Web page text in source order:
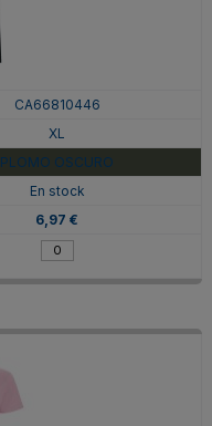
CA66810446
XL
PLOMO OSCURO
En stock
6,97 €